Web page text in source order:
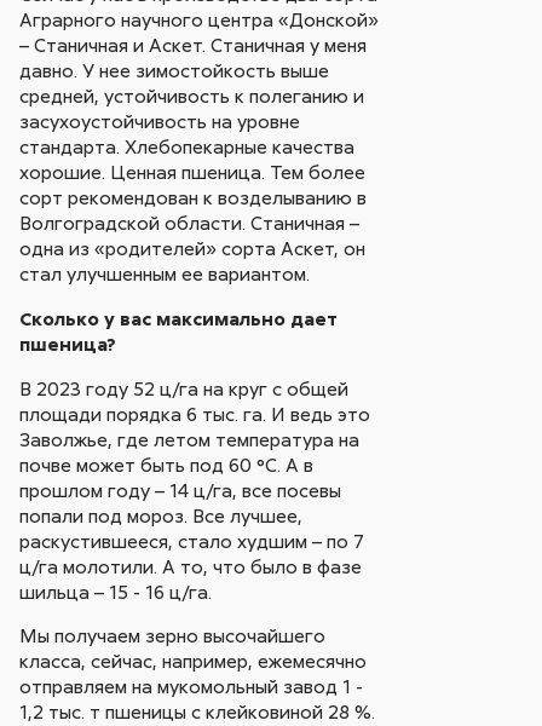
Аграрного научного центра «Донской»
– Станичная и Аскет. Станичная у меня
давно. У нее зимостойкость выше
средней, устойчивость к полеганию и
засухоустойчивость на уровне
стандарта. Хлебопекарные качества
хорошие. Ценная пшеница. Тем более
сорт рекомендован к возделыванию в
Волгоградской области. Станичная –
одна из «родителей» сорта Аскет, он
стал улучшенным ее вариантом.
Сколько у вас максимально дает
пшеница?
В 2023 году 52 ц/га на круг с общей
площади порядка 6 тыс. га. И ведь это
Заволжье, где летом температура на
почве может быть под 60 °С. А в
прошлом году – 14 ц/га, все посевы
попали под мороз. Все лучшее,
раскустившееся, стало худшим – по 7
ц/га молотили. А то, что было в фазе
шильца – 15 - 16 ц/га.
Мы получаем зерно высочайшего
класса, сейчас, например, ежемесячно
отправляем на мукомольный завод 1 -
1,2 тыс. т пшеницы с клейковиной 28 %.